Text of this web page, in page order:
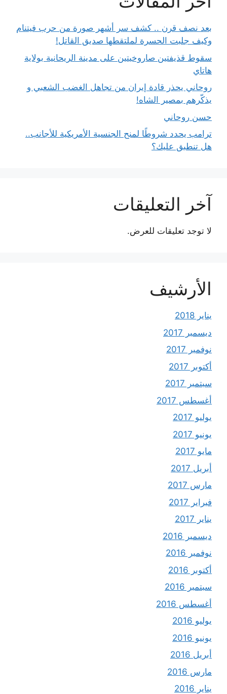
بعد نصف قرن .. كشف سر أشهر صورة من حرب فيتنام
وكيف جلبت الحسرة لملتقطها صديق القاتل!
سقوط قذيفتين صاروخيتين على مدينة الريحانية بولاية
هاتاي
روحاني يحذر قادة إيران من تجاهل الغضب الشعبي و
يذكّرهم بمصير الشاه!
حسن روحاني
ترامب يحدد شروطًا لمنح الجنسية الأمريكية للأجانب..
هل تنطبق عليك؟
آخر التعليقات
لا توجد تعليقات للعرض.
الأرشيف
يناير 2018
ديسمبر 2017
نوفمبر 2017
أكتوبر 2017
سبتمبر 2017
أغسطس 2017
يوليو 2017
يونيو 2017
مايو 2017
أبريل 2017
مارس 2017
فبراير 2017
يناير 2017
ديسمبر 2016
نوفمبر 2016
أكتوبر 2016
سبتمبر 2016
أغسطس 2016
يوليو 2016
يونيو 2016
أبريل 2016
مارس 2016
يناير 2016